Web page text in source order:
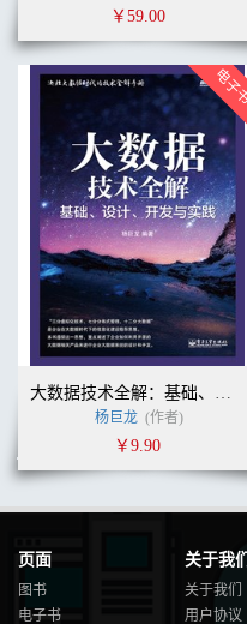
￥59.00
大数据技术全解：基础、设计、开发与实践
杨巨龙 (作者)
￥9.90
页面
图书
电子书
关于我们
关于我们
用户协议